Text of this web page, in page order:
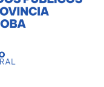
y
y fiscales